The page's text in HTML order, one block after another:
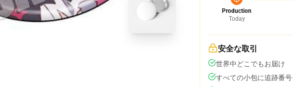
Production
Today
安全な取引
世界中どこでもお届け
すべての小包に追跡番